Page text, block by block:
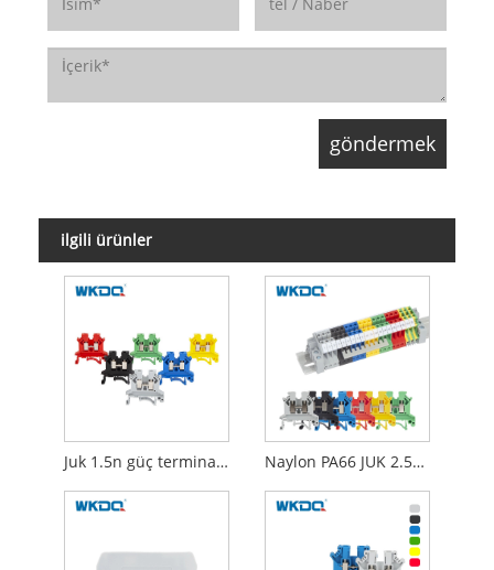
ilgili ürünler
Juk 1.5n güç terminali bloğu, güç dağıtım terminali bloğu din montaj tipi Naylon PA66 JUK 2.5B Eşdeğer Elektrik Terminal Bloğu